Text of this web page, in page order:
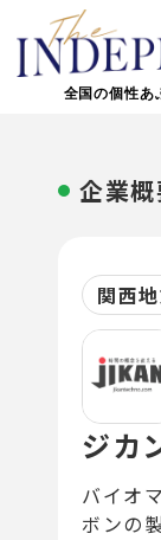
全国の個性あ
企業
関西
ジカ
バイオ
ボンの